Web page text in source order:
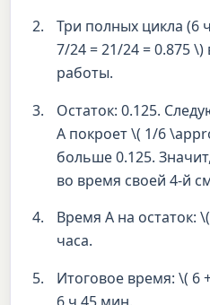
Три полных цикла (6
7/24 = 21/24 = 0.875
работы.
Остаток: 0.125.
А покроет \( 1/6
больше 0.125.
во время своей 4-й
Время А на остаток:
часа.
Итоговое время: \( 6